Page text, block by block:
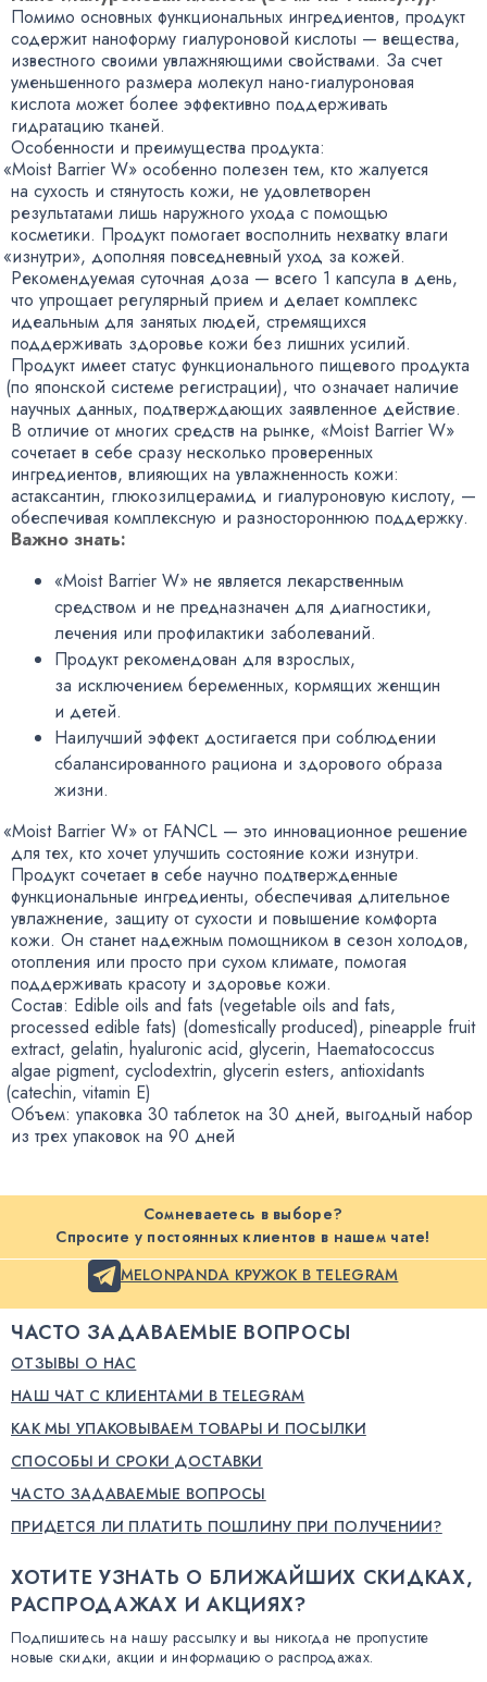
Помимо основных функциональных ингредиентов, продукт
содержит наноформу гиалуроновой кислоты — вещества,
известного своими увлажняющими свойствами. За счет
уменьшенного размера молекул нано-гиалуроновая
кислота может более эффективно поддерживать
гидратацию тканей.
Особенности и преимущества продукта:
«Moist Barrier W» особенно полезен тем, кто жалуется
на сухость и стянутость кожи, не удовлетворен
результатами лишь наружного ухода с помощью
косметики. Продукт помогает восполнить нехватку влаги
«изнутри», дополняя повседневный уход за кожей.
Рекомендуемая суточная доза — всего 1 капсула в день,
что упрощает регулярный прием и делает комплекс
идеальным для занятых людей, стремящихся
поддерживать здоровье кожи без лишних усилий.
Продукт имеет статус функционального пищевого продукта
(по японской системе регистрации), что означает наличие
научных данных, подтверждающих заявленное действие.
В отличие от многих средств на рынке, «Moist Barrier W»
сочетает в себе сразу несколько проверенных
ингредиентов, влияющих на увлажненность кожи:
астаксантин, глюкозилцерамид и гиалуроновую кислоту, —
обеспечивая комплексную и разностороннюю поддержку.
Важно знать:
«Moist Barrier W» не является лекарственным
средством и не предназначен для диагностики,
лечения или профилактики заболеваний.
Продукт рекомендован для взрослых,
за исключением беременных, кормящих женщин
и детей.
Наилучший эффект достигается при соблюдении
сбалансированного рациона и здорового образа
жизни.
«Moist Barrier W» от FANCL — это инновационное решение
для тех, кто хочет улучшить состояние кожи изнутри.
Продукт сочетает в себе научно подтвержденные
функциональные ингредиенты, обеспечивая длительное
увлажнение, защиту от сухости и повышение комфорта
кожи. Он станет надежным помощником в сезон холодов,
отопления или просто при сухом климате, помогая
поддерживать красоту и здоровье кожи.
Состав: Edible oils and fats (vegetable oils and fats,
processed edible fats) (domestically produced), pineapple fruit
extract, gelatin, hyaluronic acid, glycerin, Haematococcus
algae pigment, cyclodextrin, glycerin esters, antioxidants
(catechin, vitamin E)
Объем: упаковка 30 таблеток на 30 дней, выгодный набор
из трех упаковок на 90 дней
Сомневаетесь в выборе?
Спросите у постоянных клиентов в нашем чате!
MELONPANDA КРУЖОК В TELEGRAM
ЧАСТО ЗАДАВАЕМЫЕ ВОПРОСЫ
ОТЗЫВЫ О НАС
НАШ ЧАТ С КЛИЕНТАМИ В TELEGRAM
КАК МЫ УПАКОВЫВАЕМ ТОВАРЫ И ПОСЫЛКИ
СПОСОБЫ И СРОКИ ДОСТАВКИ
ЧАСТО ЗАДАВАЕМЫЕ ВОПРОСЫ
ПРИДЕТСЯ ЛИ ПЛАТИТЬ ПОШЛИНУ ПРИ ПОЛУЧЕНИИ?
ХОТИТЕ УЗНАТЬ О БЛИЖАЙШИХ СКИДКАХ,
РАСПРОДАЖАХ И АКЦИЯХ?
Подпишитесь на нашу рассылку и вы никогда не пропустите
новые скидки, акции и информацию о распродажах.